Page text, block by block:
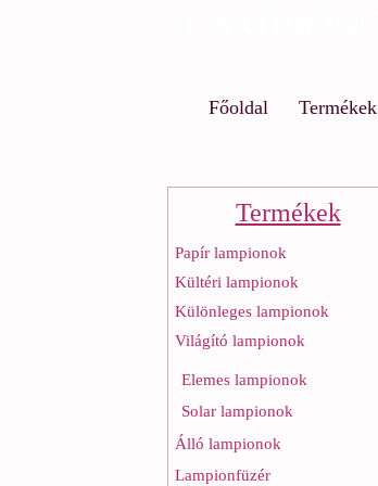
Főoldal Termékek
Termékek
Papír lampionok
Kültéri lampionok
Különleges lampionok
Világító lampionok
Elemes lampionok
Solar lampionok
Álló lampionok
Lampionfüzér